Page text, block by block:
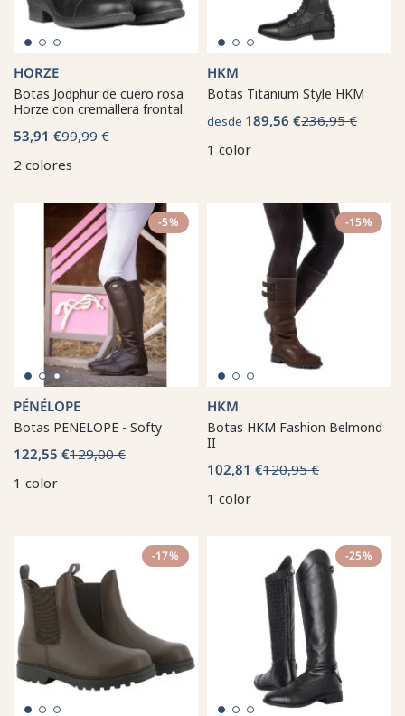
HORZE
Botas Jodphur de cuero rosa
Horze con cremallera frontal
53,91 €99,99 €
2 colores
HKM
Botas Titanium Style HKM
desde 189,56 €236,95 €
1 color
-5%
PÉNÉLOPE
Botas PENELOPE - Softy
122,55 €129,00 €
1 color
-15%
HKM
Botas HKM Fashion Belmond
II
102,81 €120,95 €
1 color
-17% -25%